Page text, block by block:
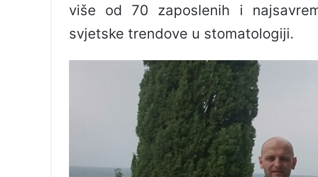
više od 70 zaposlenih i
svjetske trendove u stomatologiji.